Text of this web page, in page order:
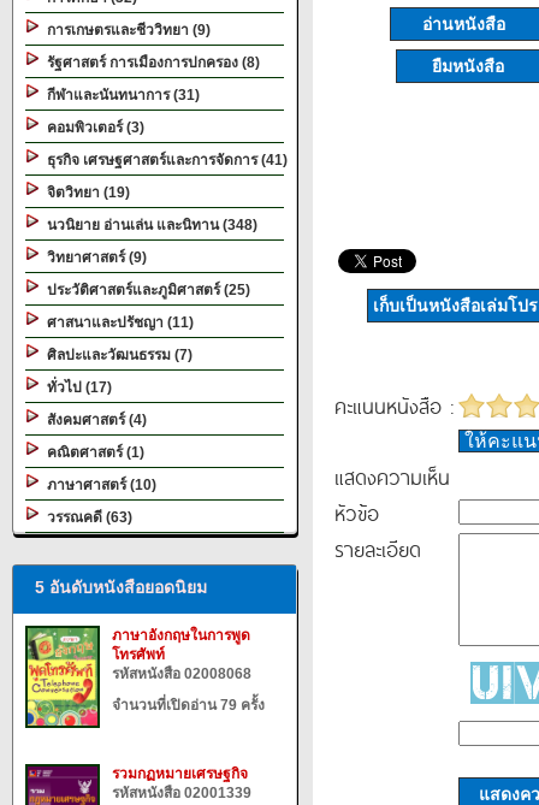
การเกษตรและชีววิทยา (9)
รัฐศาสตร์ การเมืองการปกครอง (8)
กีฬาและนันทนาการ (31)
คอมพิวเตอร์ (3)
ธุรกิจ เศรษฐศาสตร์และการจัดการ (41)
จิตวิทยา (19)
นวนิยาย อ่านเล่น และนิทาน (348)
วิทยาศาสตร์ (9)
ประวัติศาสตร์และภูมิศาสตร์ (25)
ศาสนาและปรัชญา (11)
ศิลปะและวัฒนธรรม (7)
ทั่วไป (17)
สังคมศาสตร์ (4)
คณิตศาสตร์ (1)
ภาษาศาสตร์ (10)
วรรณคดี (63)
5 อันดับหนังสือยอดนิยม
ภาษาอังกฤษในการพูด
โทรศัพท์
รหัสหนังสือ 02008068
จำนวนที่เปิดอ่าน 79 ครั้ง
รวมกฏหมายเศรษฐกิจ
รหัสหนังสือ 02001339
อ่านหนังสือ
ยืมหนังสือ
เก็บเป็นหนังสือเล่มโป
คะแนนหนังสือ :
ให้คะแ
แสดงความเห็น
หัวข้อ
รายละเอียด
แสดงค